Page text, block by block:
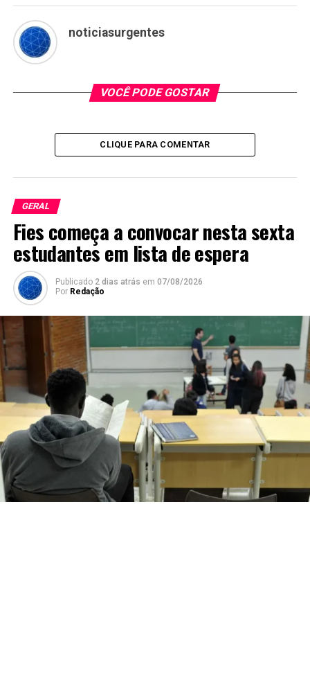
noticiasurgentes
VOCÊ PODE GOSTAR
CLIQUE PARA COMENTAR
GERAL
Fies começa a convocar nesta sexta
estudantes em lista de espera
Publicado 2 dias atrás em 07/08/2026
Por Redação